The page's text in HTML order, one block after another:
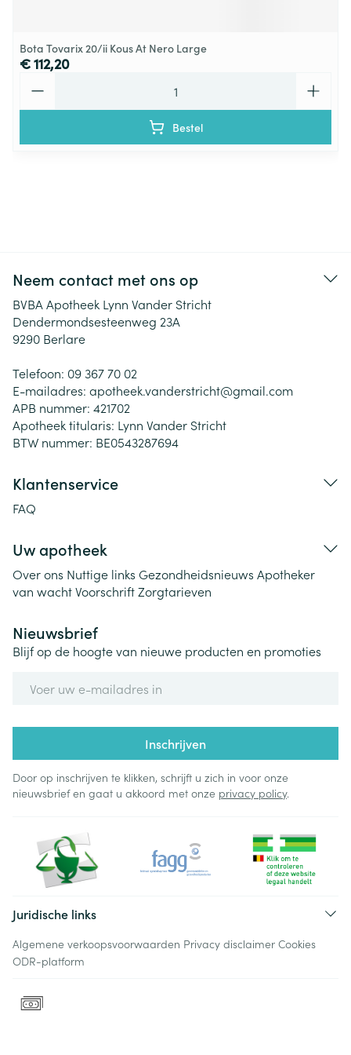
Bota Tovarix 20/ii Kous At Nero Large
€ 112,20
Bestel
Neem contact met ons op
BVBA Apotheek Lynn Vander Stricht
Dendermondsesteenweg 23A
9290 Berlare
Telefoon: 09 367 70 02
E-mailadres: apotheek.vanderstricht@gmail.com
APB nummer: 421702
Apotheek titularis: Lynn Vander Stricht
BTW nummer: BE0543287694
Klantenservice
FAQ
Uw apotheek
Over ons Nuttige links Gezondheidsnieuws Apotheker
van wachtVoorschriftZorgtarieven
Nieuwsbrief
Blijf op de hoogte van nieuwe producten en promoties
Inschrijven
Door op inschrijven te klikken, schrijft u zich in voor onze
nieuwsbrief en gaat u akkoord met onze privacy policy.
Juridische links
Algemene verkoopsvoorwaarden Privacy disclaimer Cookies
ODR-platform